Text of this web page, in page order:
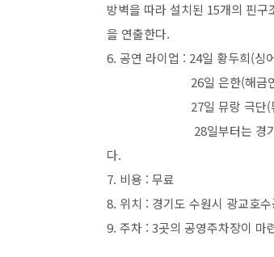
방벽을 따라 설치된 15개의 핀
을 연출한다.
6. 공연 라이업 : 24일 황두희(싱
26일 은한(해금연주),
27일 뮤랑 극단(뮤지컬
28일부터는 경기예술인들
다.
7. 비용 : 무료
8. 위치 : 경기도 수원시 광교호
9. 주차 : 3곳의 공영주차장이 마